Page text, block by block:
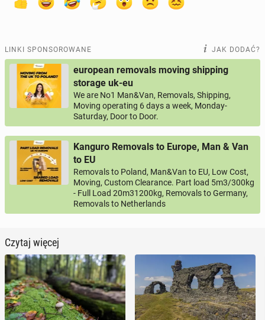
LINKI SPONSOROWANE JAK DODAĆ?
european removals moving shipping
storage uk-eu
We are No1 Man&Van, Removals, Shipping,
Moving operating 6 days a week, Monday-
Saturday, Door to Door.
Kanguro Removals to Europe, Man & Van
to EU
Removals to Poland, Man&Van to EU, Low Cost,
Moving, Custom Clearance. Part load 5m3/300kg
- Full Load 20m31200kg, Removals to Germany,
Removals to Netherlands
Czytaj więcej